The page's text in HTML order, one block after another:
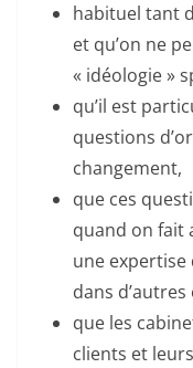
habituel tant
et qu’on ne
« idéologie »
qu’il est
questions
changement,
que ces
quand on fait
une
dans
que les
clients et